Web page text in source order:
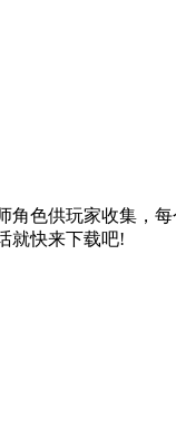
色供玩家收集，
就快来下载吧!